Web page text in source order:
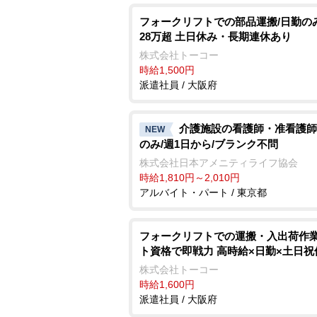
フォークリフトでの部品運搬/日勤の
28万超 土日休み・長期連休あり
株式会社トーコー
時給1,500円
派遣社員 / 大阪府
NEW
介護施設の看護師・准看護
のみ/週1日から/ブランク不問
株式会社日本アメニティライフ協会
時給1,810円～2,010円
アルバイト・パート / 東京都
フォークリフトでの運搬・入出荷作
ト資格で即戦力 高時給×日勤×土日
株式会社トーコー
時給1,600円
派遣社員 / 大阪府